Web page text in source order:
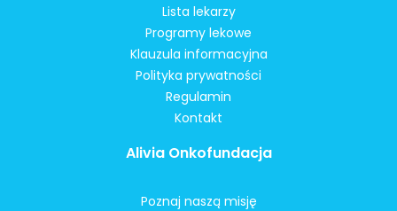
Lista lekarzy
Programy lekowe
Klauzula informacyjna
Polityka prywatności
Regulamin
Kontakt
Alivia Onkofundacja
Poznaj naszą misję